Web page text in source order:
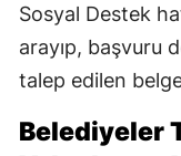
Sosyal Destek
arayıp, başvuru
talep edilen
Belediyeler